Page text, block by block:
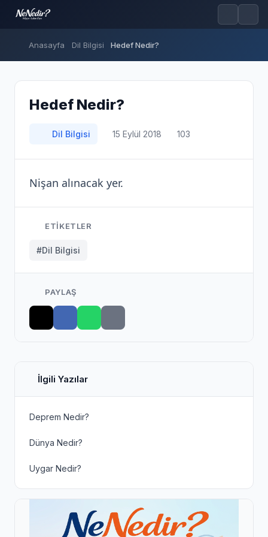
Anasayfa Dil Bilgisi Hedef Nedir?
Hedef Nedir?
Dil Bilgisi 15 Eylül 2018 103
Nişan alınacak yer.
ETIKETLER
#Dil Bilgisi
PAYLAŞ
İlgili Yazılar
Deprem Nedir?
Dünya Nedir?
Uygar Nedir?